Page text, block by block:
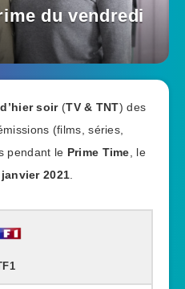
du vendredi
soir (TV & TNT) des
(films, séries,
pendant le Prime Time , le
2021